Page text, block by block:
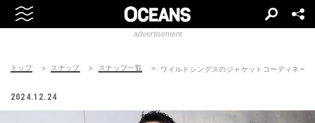
advertisement
トップ スナップ スナップ一覧 ワイルドシングスのジャケットコーディネー
2024.12.24